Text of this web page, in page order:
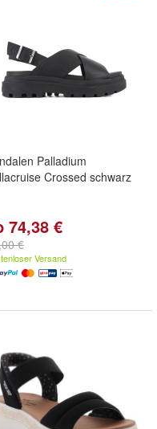
Palladium
Crossed schwarz
74,38 €
€
Versand